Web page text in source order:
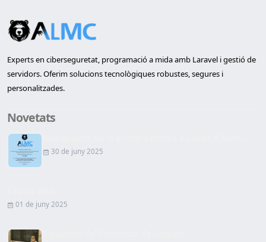
Experts en ciberseguretat, programació a mida amb Laravel i gestió de
servidors. Oferim solucions tecnològiques robustes, segures i
personalitzades.
Novetats
30 de juny 2025
01 de juny 2025